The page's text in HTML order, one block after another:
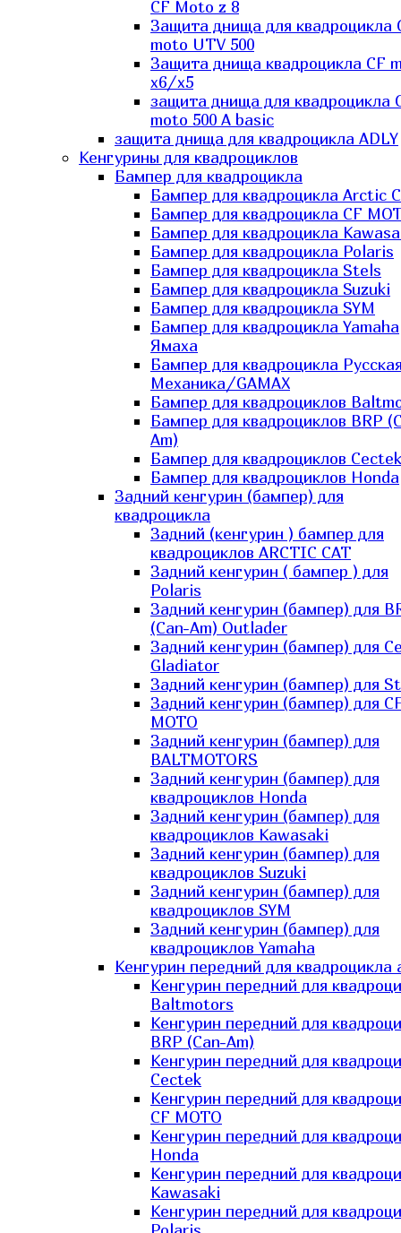
CF Moto z 8
Защита днища для квадроцикла
moto UTV 500
Защита днища квадроцикла СF
x6/x5
защита днища для квадроцикла
moto 500 A basic
защита днища для квадроцикла ADLY
Кенгурины для квадроциклов
Бампер для квадроцикла
Бампер для квадроцикла Arctic
Бампер для квадроцикла CF
Бампер для квадроцикла
Бампер для квадроцикла Polaris
Бампер для квадроцикла Stels
Бампер для квадроцикла Suzuki
Бампер для квадроцикла SYM
Бампер для квадроцикла Yamaha
Ямаха
Бампер для квадроцикла
Механика/GAMAX
Бампер для квадроциклов
Бампер для квадроциклов BRP
Am)
Бампер для квадроциклов Cectek
Бампер для квадроциклов Honda
Задний кенгурин (бампер) для
квадроцикла
Задний (кенгурин ) бампер для
квадроциклов ARCTIC CAT
Задний кенгурин ( бампер ) для
Polaris
Задний кенгурин (бампер) для
(Can-Am) Outlader
Задний кенгурин (бампер) для
Gladiator
Задний кенгурин (бампер) для
Задний кенгурин (бампер) для
MOTO
Задний кенгурин (бампер) для
BALTMOTORS
Задний кенгурин (бампер) для
квадроциклов Honda
Задний кенгурин (бампер) для
квадроциклов Kawasaki
Задний кенгурин (бампер) для
квадроциклов Suzuki
Задний кенгурин (бампер) для
квадроциклов SYM
Задний кенгурин (бампер) для
квадроциклов Yamaha
Кенгурин передний для квадроцикла
Кенгурин передний для
Baltmotors
Кенгурин передний для
BRP (Can-Am)
Кенгурин передний для
Cectek
Кенгурин передний для
CF MOTO
Кенгурин передний для
Honda
Кенгурин передний для
Kawasaki
Кенгурин передний для